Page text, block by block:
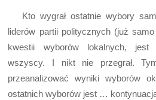
Kto wygrał ostatnie wybory
liderów partii politycznych (już
kwestii wyborów lokalnych, jest
wszyscy. I nikt nie przegrał.
przeanalizować wyniki wyborów
ostatnich wyborów jest …